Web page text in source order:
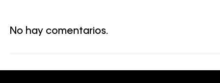
No hay comentarios.